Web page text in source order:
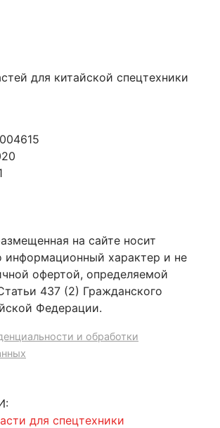
для китайской спецтехники
на сайте носит
информационный характер и не
офертой, определяемой
437 (2) Гражданского
Федерации.
и обработки
для спецтехники